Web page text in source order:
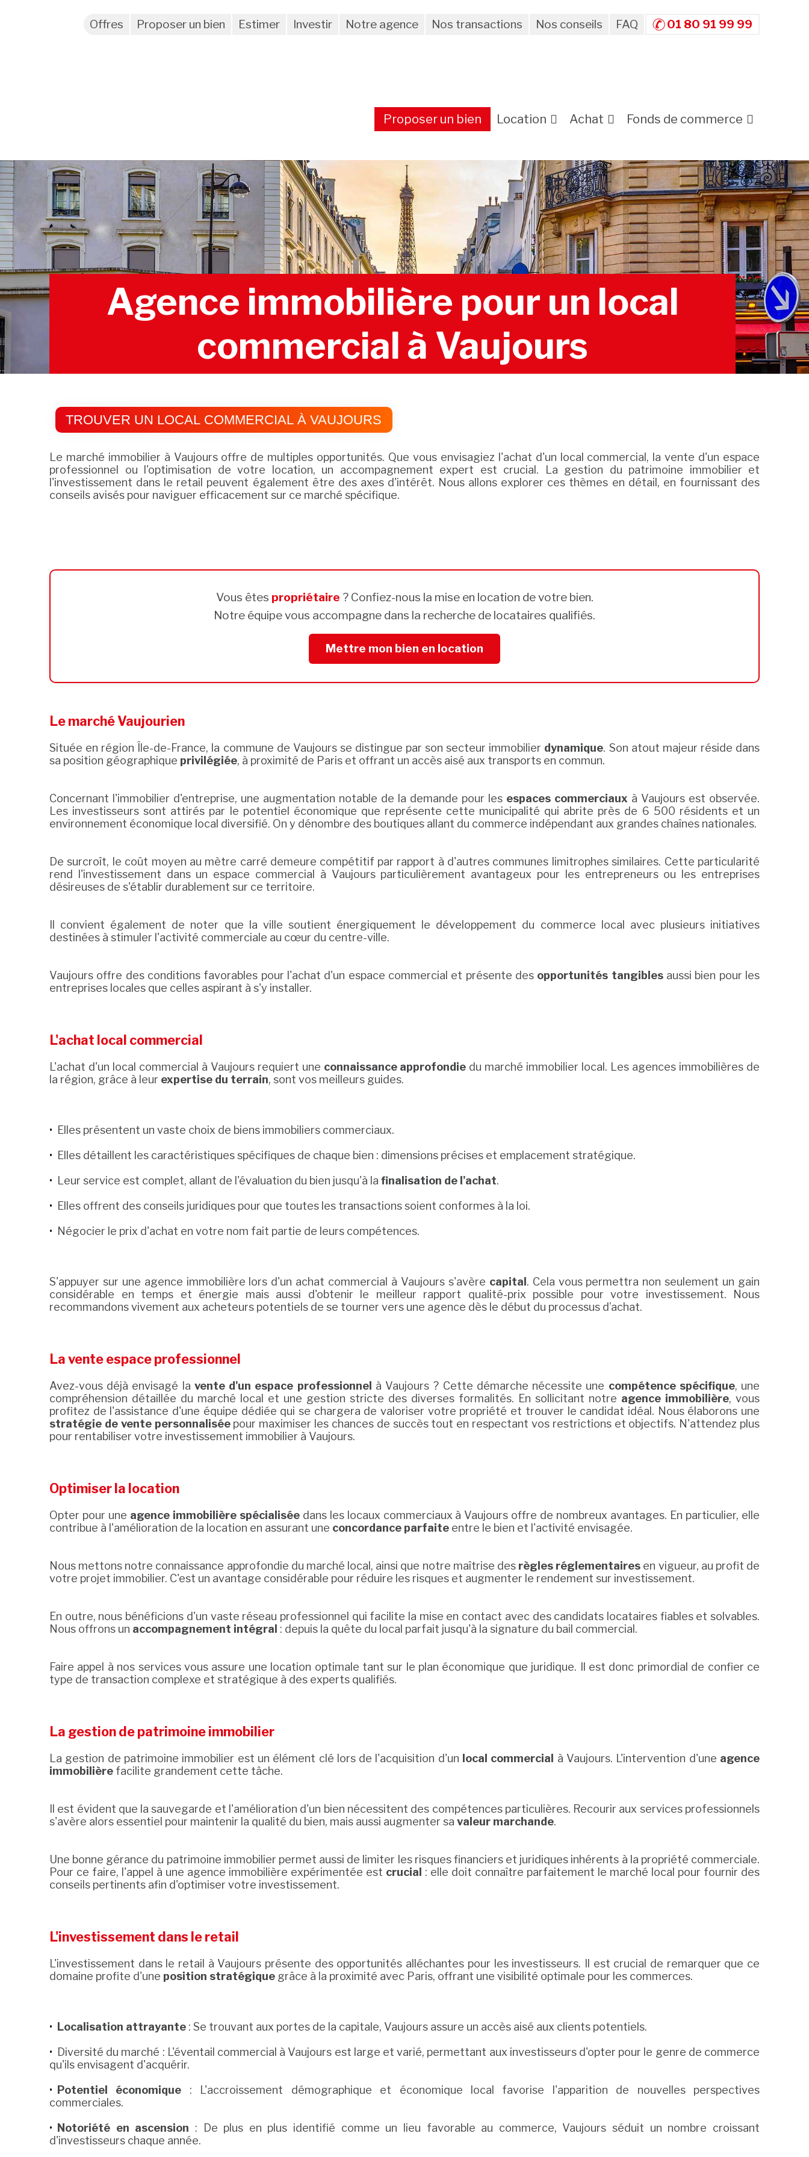
Offres Proposer un bien Estimer Investir Notre agence Nos transactions Nos conseils FAQ 01 80 91 99 99
Proposer un bien Location Achat Fonds de commerce
Agence immobilière pour un local
commercial à Vaujours
TROUVER UN LOCAL COMMERCIAL À VAUJOURS
Le marché immobilier à Vaujours offre de multiples opportunités. Que vous envisagiez l'achat d'un local commercial, la vente d'un espace
professionnel ou l'optimisation de votre location, un accompagnement expert est crucial. La gestion du patrimoine immobilier et
l'investissement dans le retail peuvent également être des axes d'intérêt. Nous allons explorer ces thèmes en détail, en fournissant des
conseils avisés pour naviguer efficacement sur ce marché spécifique.
Vous êtes propriétaire ? Confiez-nous la mise en location de votre bien.
Notre équipe vous accompagne dans la recherche de locataires qualifiés.
Mettre mon bien en location
Le marché Vaujourien
Située en région Île-de-France, la commune de Vaujours se distingue par son secteur immobilier dynamique. Son atout majeur réside dans
sa position géographique privilégiée, à proximité de Paris et offrant un accès aisé aux transports en commun.
Concernant l'immobilier d'entreprise, une augmentation notable de la demande pour les espaces commerciaux à Vaujours est observée.
Les investisseurs sont attirés par le potentiel économique que représente cette municipalité qui abrite près de 6 500 résidents et un
environnement économique local diversifié. On y dénombre des boutiques allant du commerce indépendant aux grandes chaînes nationales.
De surcroît, le coût moyen au mètre carré demeure compétitif par rapport à d'autres communes limitrophes similaires. Cette particularité
rend l'investissement dans un espace commercial à Vaujours particulièrement avantageux pour les entrepreneurs ou les entreprises
désireuses de s'établir durablement sur ce territoire.
Il convient également de noter que la ville soutient énergiquement le développement du commerce local avec plusieurs initiatives
destinées à stimuler l'activité commerciale au cœur du centre-ville.
Vaujours offre des conditions favorables pour l'achat d'un espace commercial et présente des opportunités tangiblesaussi bien pour les
entreprises locales que celles aspirant à s'y installer.
L'achat local commercial
L'achat d'un local commercial à Vaujours requiert une connaissance approfondie du marché immobilier local. Les agences immobilières de
la région, grâce à leur expertise du terrain, sont vos meilleurs guides.
Elles présentent un vaste choix de biens immobiliers commerciaux.
Elles détaillent les caractéristiques spécifiques de chaque bien : dimensions précises et emplacement stratégique.
Leur service est complet, allant de l'évaluation du bien jusqu'à la finalisation de l'achat.
Elles offrent des conseils juridiques pour que toutes les transactions soient conformes à la loi.
Négocier le prix d'achat en votre nom fait partie de leurs compétences.
S'appuyer sur une agence immobilière lors d'un achat commercial à Vaujours s'avère capital . Cela vous permettra non seulement un gain
considérable en temps et énergie mais aussi d'obtenir le meilleur rapport qualité-prix possible pour votre investissement. Nous
recommandons vivement aux acheteurs potentiels de se tourner vers une agence dès le début du processus d’achat.
La vente espace professionnel
Avez-vous déjà envisagé la vente d'un espace professionnel à Vaujours ? Cette démarche nécessite une compétence spécifique, une
compréhension détaillée du marché local et une gestion stricte des diverses formalités. En sollicitant notre agence immobilière, vous
profitez de l'assistance d'une équipe dédiée qui se chargera de valoriser votre propriété et trouver le candidat idéal. Nous élaborons une
stratégie de vente personnaliséepour maximiser les chances de succès tout en respectant vos restrictions et objectifs. N'attendez plus
pour rentabiliser votre investissement immobilier à Vaujours.
Optimiser la location
Opter pour une agence immobilière spécialiséedans les locaux commerciaux à Vaujours offre de nombreux avantages. En particulier, elle
contribue à l'amélioration de la location en assurant une concordance parfaite entre le bien et l'activité envisagée.
Nous mettons notre connaissance approfondie du marché local, ainsi que notre maîtrise des règles réglementaires en vigueur, au profit de
votre projet immobilier. C'est un avantage considérable pour réduire les risques et augmenter le rendement sur investissement.
En outre, nous bénéficions d'un vaste réseau professionnel qui facilite la mise en contact avec des candidats locataires fiables et solvables.
Nous offrons un accompagnement intégral : depuis la quête du local parfait jusqu'à la signature du bail commercial.
Faire appel à nos services vous assure une location optimale tant sur le plan économique que juridique. Il est donc primordial de confier ce
type de transaction complexe et stratégique à des experts qualifiés.
La gestion de patrimoine immobilier
La gestion de patrimoine immobilier est un élément clé lors de l'acquisition d'un local commercial à Vaujours. L'intervention d'une agence
immobilière facilite grandement cette tâche.
Il est évident que la sauvegarde et l'amélioration d'un bien nécessitent des compétences particulières. Recourir aux services professionnels
s'avère alors essentiel pour maintenir la qualité du bien, mais aussi augmenter sa valeur marchande.
Une bonne gérance du patrimoine immobilier permet aussi de limiter les risques financiers et juridiques inhérents à la propriété commerciale.
Pour ce faire, l'appel à une agence immobilière expérimentée est crucial : elle doit connaître parfaitement le marché local pour fournir des
conseils pertinents afin d'optimiser votre investissement.
L'investissement dans le retail
L'investissement dans le retail à Vaujours présente des opportunités alléchantes pour les investisseurs. Il est crucial de remarquer que ce
domaine profite d'une position stratégique grâce à la proximité avec Paris, offrant une visibilité optimale pour les commerces.
Localisation attrayante : Se trouvant aux portes de la capitale, Vaujours assure un accès aisé aux clients potentiels.
Diversité du marché : L'éventail commercial à Vaujours est large et varié, permettant aux investisseurs d'opter pour le genre de commerce
qu'ils envisagent d'acquérir.
Potentiel économique : L'accroissement démographique et économique local favorise l'apparition de nouvelles perspectives
commerciales.
Notoriété en ascension : De plus en plus identifié comme un lieu favorable au commerce, Vaujours séduit un nombre croissant
d'investisseurs chaque année.